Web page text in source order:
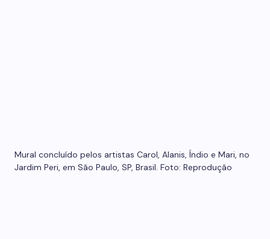
Mural concluído pelos artistas Carol, Alanis, Índio e Mari, no
Jardim Peri, em São Paulo, SP, Brasil. Foto: Reprodução